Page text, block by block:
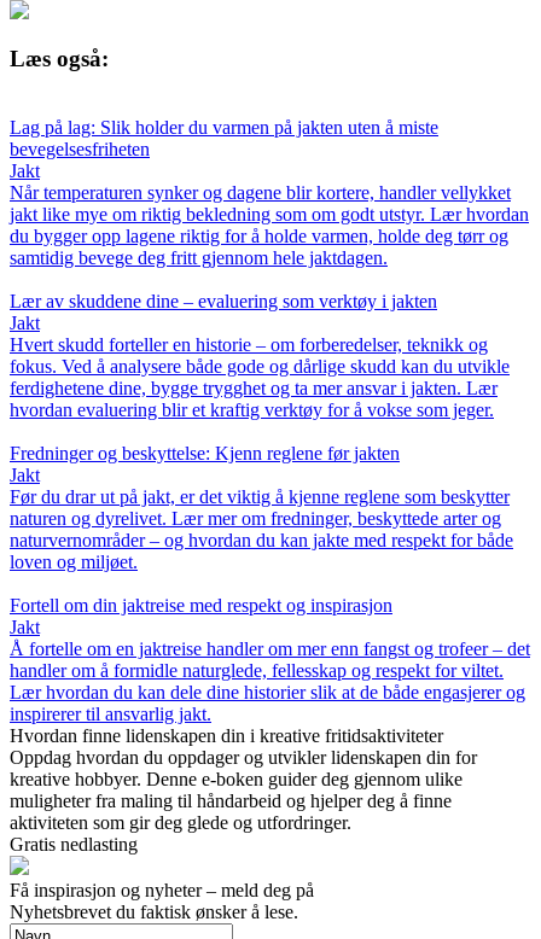
Læs også:
Lag på lag: Slik holder du varmen på jakten uten å miste
bevegelsesfriheten
Jakt
Når temperaturen synker og dagene blir kortere, handler vellykket
jakt like mye om riktig bekledning som om godt utstyr. Lær hvordan
du bygger opp lagene riktig for å holde varmen, holde deg tørr og
samtidig bevege deg fritt gjennom hele jaktdagen.
Lær av skuddene dine – evaluering som verktøy i jakten
Jakt
Hvert skudd forteller en historie – om forberedelser, teknikk og
fokus. Ved å analysere både gode og dårlige skudd kan du utvikle
ferdighetene dine, bygge trygghet og ta mer ansvar i jakten. Lær
hvordan evaluering blir et kraftig verktøy for å vokse som jeger.
Fredninger og beskyttelse: Kjenn reglene før jakten
Jakt
Før du drar ut på jakt, er det viktig å kjenne reglene som beskytter
naturen og dyrelivet. Lær mer om fredninger, beskyttede arter og
naturvernområder – og hvordan du kan jakte med respekt for både
loven og miljøet.
Fortell om din jaktreise med respekt og inspirasjon
Jakt
Å fortelle om en jaktreise handler om mer enn fangst og trofeer – det
handler om å formidle naturglede, fellesskap og respekt for viltet.
Lær hvordan du kan dele dine historier slik at de både engasjerer og
inspirerer til ansvarlig jakt.
Hvordan finne lidenskapen din i kreative fritidsaktiviteter
Oppdag hvordan du oppdager og utvikler lidenskapen din for
kreative hobbyer. Denne e-boken guider deg gjennom ulike
muligheter fra maling til håndarbeid og hjelper deg å finne
aktiviteten som gir deg glede og utfordringer.
Gratis nedlasting
Få inspirasjon og nyheter – meld deg på
Nyhetsbrevet du faktisk ønsker å lese.